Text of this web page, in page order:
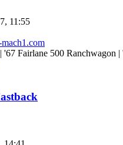
11:55
'67 Fairlane 500 Ranchwagon